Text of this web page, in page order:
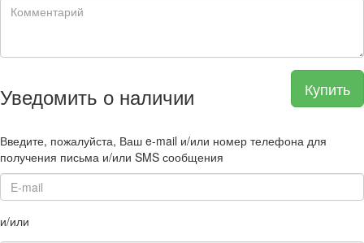
Купить
Уведомить о наличии
Введите, пожалуйста, Ваш e-mail и/или номер телефона для
получения письма и/или SMS сообщения
и/или